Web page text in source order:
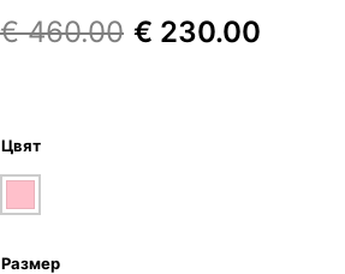
€460.00 € 230.00
Цвят
Размер